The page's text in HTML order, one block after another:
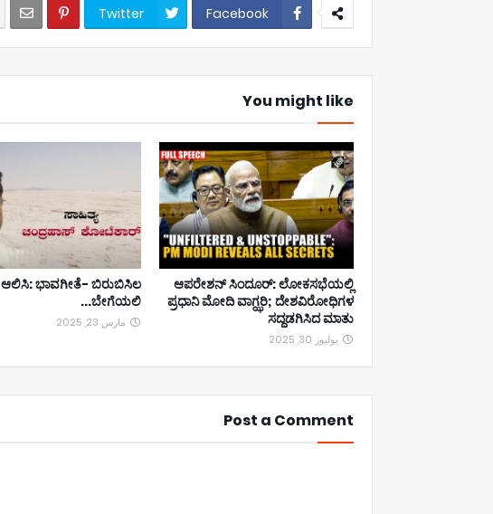
Facebook
Twitter
You might like
ಆಪರೇಶನ್ ಸಿಂದೂರ್: ಲೋಕಸಭೆಯಲ್ಲಿ
ಪ್ರಧಾನಿ ಮೋದಿ ವಾಗ್ಝರಿ; ದೇಶವಿರೋಧಿಗಳ
ಸದ್ದಡಗಿಸಿದ ಮಾತು
يوليوز 30, 2025
ಆಲಿಸಿ: ಭಾವಗೀತೆ- ಬಿರುಬಿಸಿಲ
ಬೇಗೆಯಲಿ...
مارس 23, 2025
Post a Comment